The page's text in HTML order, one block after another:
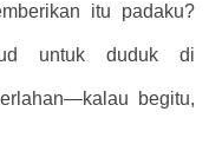
itu padaku?
untuk duduk di
begitu,